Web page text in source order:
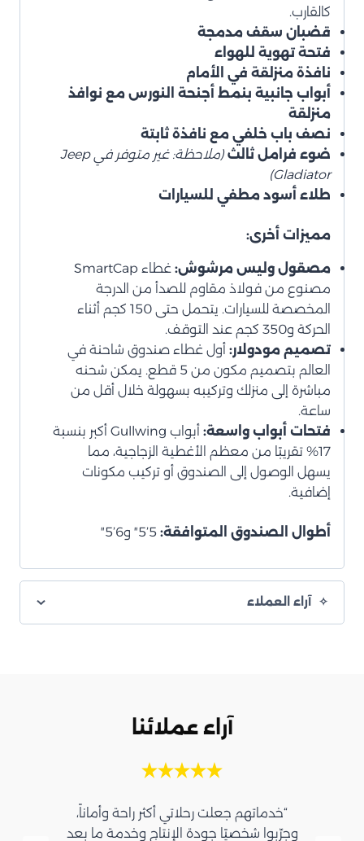
كالقارب.
قضبان سقف مدمجة
فتحة تهوية للهواء
نافذة منزلقة في الأمام
أبواب جانبية بنمط أجنحة النورس مع نوافذ
منزلقة
نصف باب خلفي مع نافذة ثابتة
ضوء فرامل ثالث
(ملاحظة: غير متوفر في Jeep
Gladiator)
طلاء أسود مطفي للسيارات
مميزات أخرى:
مصقول وليس مرشوش:
غطاء SmartCap
مصنوع من فولاذ مقاوم للصدأ من الدرجة
المخصصة للسيارات. يتحمل حتى 150 كجم أثناء
الحركة و350 كجم عند التوقف.
تصميم مودولار: أول غطاء صندوق شاحنة في
العالم بتصميم مكون من 5 قطع. يمكن شحنه
مباشرة إلى منزلك وتركيبه بسهولة خلال أقل من
ساعة.
فتحات أبواب واسعة:
أبواب Gullwing أكبر بنسبة
17% تقريبًا من معظم الأغطية الزجاجية، مما
يسهل الوصول إلى الصندوق أو تركيب مكونات
إضافية.
أطوال الصندوق المتوافقة:
آراء العملاء
آراء عملائنا
“خدماتهم جعلت رحلاتي أكثر راحة وأماناً،
وجرّبوا شخصيًا جودة الإنتاج وخدمة ما بعد